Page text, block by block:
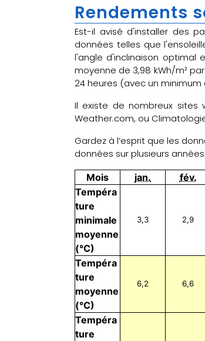
Rendements
Est-il avisé d'installer des
données telles que
l'angle d'inclinaison optimal
moyenne de 3,98 kWh/m²
24 heures (avec un minimum
Il existe de nombreux sites
Weather.com, ou
Gardez à l’esprit que les
données sur plusieurs
Mois jan. fév.
Tempéra
ture
minimale
moyenne
(°C)
3,3 2,9
Tempéra
ture
moyenne
(°C)
6,2 6,6
Tempéra
ture